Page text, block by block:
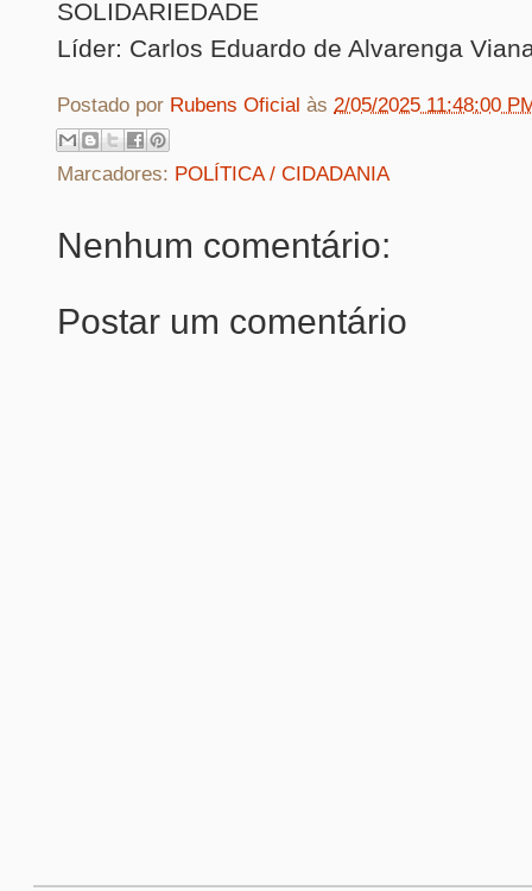
SOLIDARIEDADE
Líder: Carlos Eduardo de Alvarenga
Postado por Rubens Oficial às 2/05/2025 11:48:00
Marcadores: POLÍTICA / CIDADANIA
Nenhum comentário:
Postar um comentário